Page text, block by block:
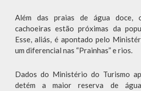
Além das praias de água doce,
cachoeiras estão próximas da
Esse, aliás, é apontado pelo
um diferencial nas “Prainhas” e rios.
Dados do Ministério do Turismo
detém a maior reserva de